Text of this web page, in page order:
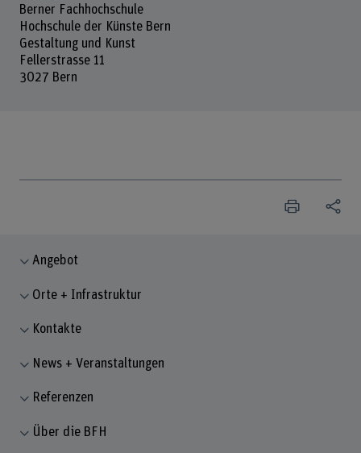
Berner Fachhochschule
Hochschule der Künste Bern
Gestaltung und Kunst
Fellerstrasse 11
3027 Bern
Angebot
Orte + Infrastruktur
Kontakte
News + Veranstaltungen
Referenzen
Über die BFH